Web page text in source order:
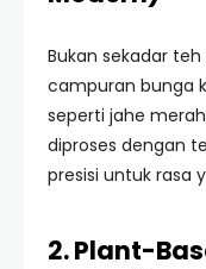
Bukan sekadar
campuran bunga
seperti jahe
diproses dengan
presisi untuk rasa
2. Plant-